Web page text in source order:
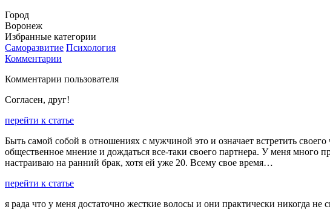
Город
Воронеж
Избранные категории
Саморазвитие Психология
Комментарии
Комментарии пользователя
Согласен, друг!
перейти к статье
Быть самой собой в отношениях с мужчиной это и означает встретить
общественное мнение и дождаться все-таки своего партнера. У меня много
настраиваю на ранний брак, хотя ей уже 20. Всему свое время…
перейти к статье
я рада что у меня достаточно жесткие волосы и они практически никогда